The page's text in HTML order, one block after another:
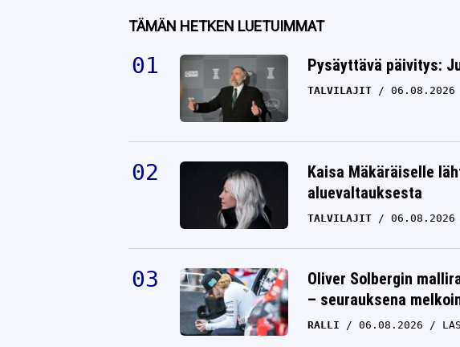
TÄMÄN HETKEN LUETUIMMAT
Pysäyttävä päivitys:
TALVILAJIT 06.08.2026
Kaisa Mäkäräiselle
aluevaltauksesta
TALVILAJIT 06.08.2026
Oliver Solbergin
– seurauksena
RALLI 06.08.2026